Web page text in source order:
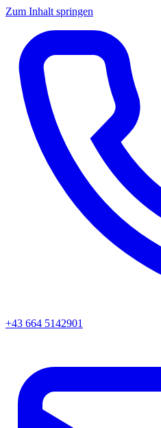
Zum Inhalt springen
+43 664 5142901